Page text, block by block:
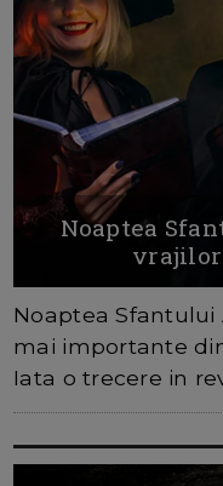
Noaptea
Noaptea
mai importante
Iata o trecere in